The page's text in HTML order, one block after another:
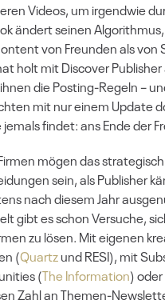
Videos, um irgendwie
ändert seinen
von Freunden als von
holt mit Discover Publisher
die Posting-Regeln –
mit nur einem Update
jemals findet: ans Ende der
mögen das
sein, als Publisher
nach diesem Jahr
gibt es schon Versuche,
zu lösen. Mit eigenen
(Quartzund RESI), mit
(The Information)
Zahl an Themen-